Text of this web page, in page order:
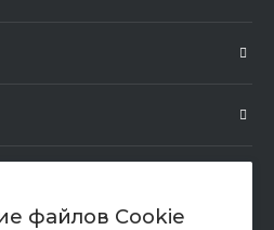
файлов Cookie